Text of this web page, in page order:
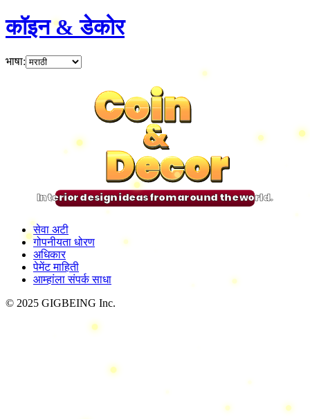
कॉइन & डेकोर
भाषा:
Coin
&
Decor
Coin
&
Decor
Coin
&
Decor
Coin
&
Decor
Interior design ideas from around the world.
सेवा अटी
गोपनीयता धोरण
अधिकार
पेमेंट माहिती
आम्हांला संपर्क साधा
© 2025 GIGBEING Inc.